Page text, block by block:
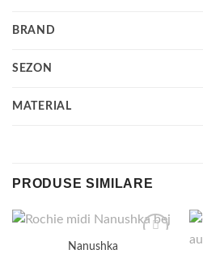
BRAND
SEZON
MATERIAL
PRODUSE SIMILARE
Nanushka